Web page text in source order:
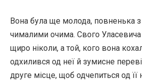
Вона була ще молода, повненька
чималими очима. Свого
щиро ніколи, а той, кого вона
одхилився од неї й зумисне
друге місце, щоб одчепиться од її